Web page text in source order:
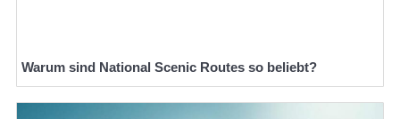
Warum sind National Scenic Routes so beliebt?